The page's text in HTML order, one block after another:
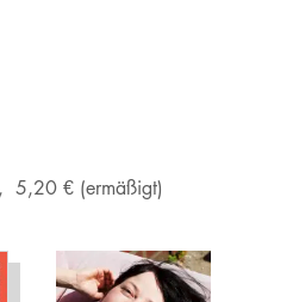
5,20 € (ermäßigt)
consent to load